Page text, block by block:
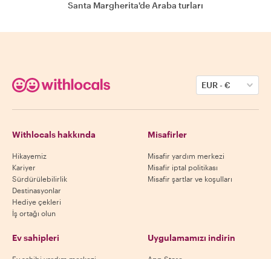
Santa Margherita'de Araba turları
EUR-€
Withlocals hakkında
Hikayemiz
Kariyer
Sürdürülebilirlik
Destinasyonlar
Hediye çekleri
İş ortağı olun
Misafirler
Misafir yardım merkezi
Misafir iptal politikası
Misafir şartlar ve koşulları
Ev sahipleri Uygulamamızı indirin